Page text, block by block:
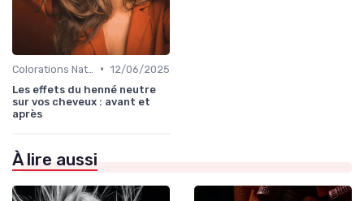
• 12/06/2025
Les effets du henné neutre
sur vos cheveux : avant et
après
À lire aussi